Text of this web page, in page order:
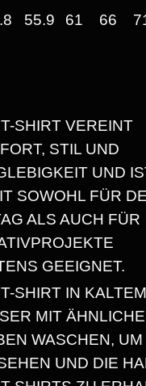
55.9 61 66
SHIRT VEREINT
STIL UND
UND
SOWOHL FÜR
ALS AUCH FÜR
GEEIGNET.
SHIRT IN KALTEM
MIT
WASCHEN,
UND DIE